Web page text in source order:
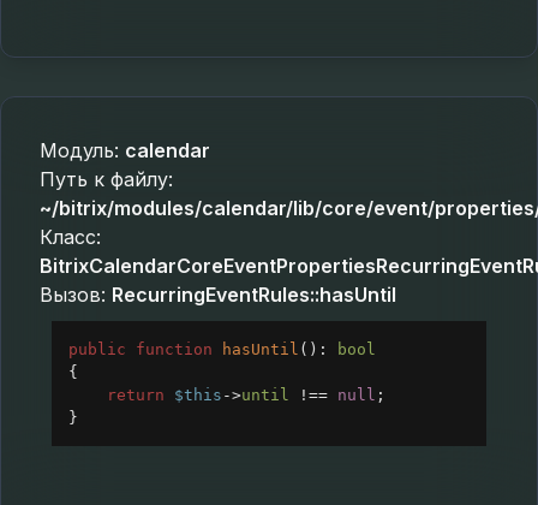
Модуль: calendar
Путь к файлу:
~/bitrix/modules/calendar/lib/core/event/
Класс:
Вызов: RecurringEventRules::hasUntil
public function hasUntil ():
bool
{
return
$this ->until !== null ;
}